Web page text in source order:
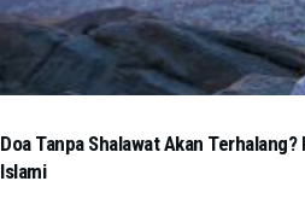
Doa Tanpa Shalawat Akan
Islami